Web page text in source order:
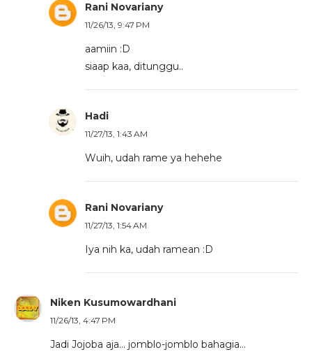
Rani Novariany
11/26/13, 9:47 PM
aamiin :D
siaap kaa, ditunggu..
Hadi
11/27/13, 1:43 AM
Wuih, udah rame ya hehehe
Rani Novariany
11/27/13, 1:54 AM
Iya nih ka, udah ramean :D
Niken Kusumowardhani
11/26/13, 4:47 PM
Jadi Jojoba aja... jomblo-jomblo bahagia...